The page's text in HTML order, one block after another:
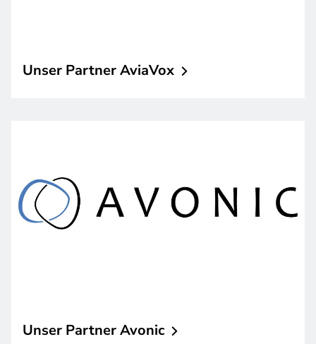
Unser PartnerAviaVox
Unser PartnerAvonic